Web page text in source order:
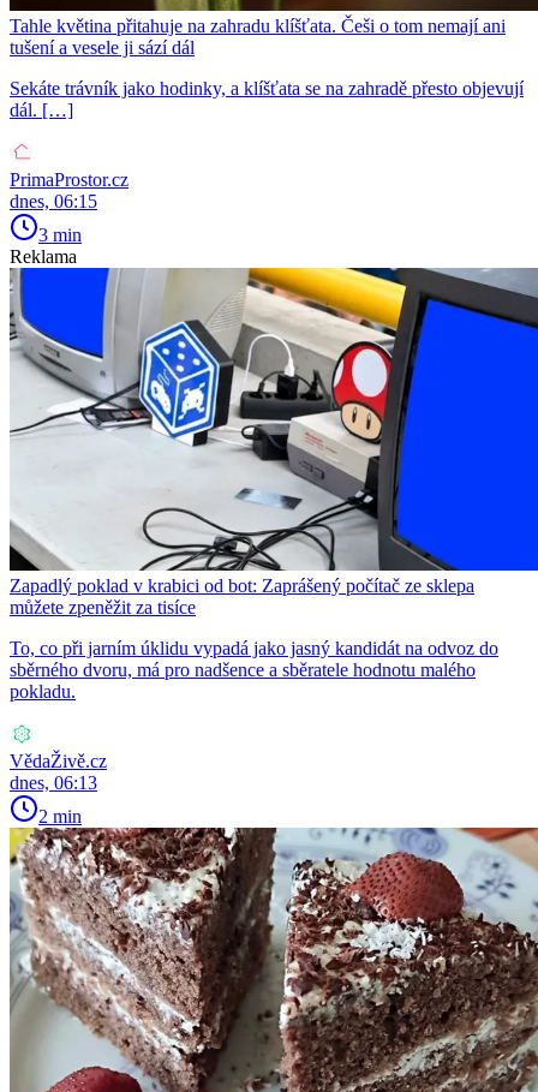
Tahle květina přitahuje na zahradu klíšťata. Češi o tom nemají ani
tušení a vesele ji sází dál
Sekáte trávník jako hodinky, a klíšťata se na zahradě přesto objevují
dál. […]
PrimaProstor.cz
dnes, 06:15
3 min
Reklama
Zapadlý poklad v krabici od bot: Zaprášený počítač ze sklepa
můžete zpeněžit za tisíce
To, co při jarním úklidu vypadá jako jasný kandidát na odvoz do
sběrného dvoru, má pro nadšence a sběratele hodnotu malého
pokladu.
VědaŽivě.cz
dnes, 06:13
2 min